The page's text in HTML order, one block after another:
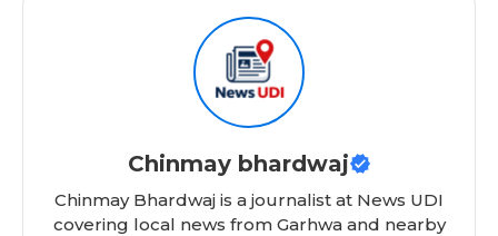
k
p
g
ra
m
a
d
s
Chinmay bhardwaj
Chinmay Bhardwaj is a journalist at News UDI
covering local news from Garhwa and nearby